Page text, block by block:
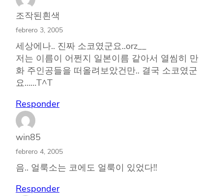
조작된흰색
febrero 3, 2005
세상에나.. 진짜 소코였군요..orz__
저는 이름이 어쩐지 일본이름 같아서 열씸히 만
화 주인공들을 떠올려보았건만.. 결국 소코였군
요……T^T
Responder
win85
febrero 4, 2005
음.. 얼룩소는 코에도 얼룩이 있었다!!
Responder